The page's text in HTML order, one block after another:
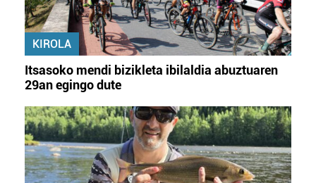
KIROLA
Itsasoko mendi bizikleta ibilaldia abuztuaren
29an egingo dute